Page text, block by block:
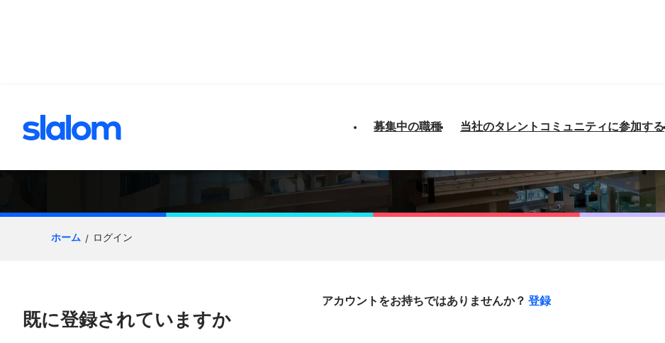
募集中の職種 当社のタレントコミュニティに参加する
応募プロセス
ホーム ログイン
既に登録されていますか
アカウントをお持ちではありませんか？ 登録